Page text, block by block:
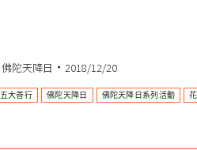
佛陀天降日
2018/12/20
五大善行 佛陀天降日 佛陀天降日系列活動